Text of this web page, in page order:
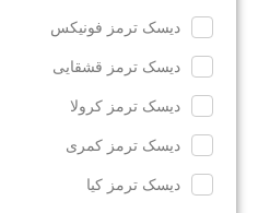
دیسک ترمز فونیکس
دیسک ترمز قشقایی
دیسک ترمز کرولا
دیسک ترمز کمری
دیسک ترمز کیا